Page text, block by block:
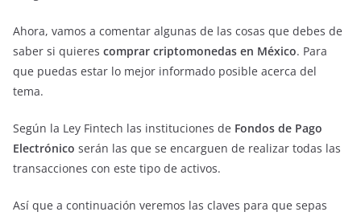
Ahora, vamos a comentar algunas de las cosas que debes de
saber si quieres comprar criptomonedas en México. Para
que puedas estar lo mejor informado posible acerca del
tema.
Según la Ley Fintech las instituciones de Fondos de Pago
Electrónico serán las que se encarguen de realizar todas las
transacciones con este tipo de activos.
Así que a continuación veremos las claves para que sepas